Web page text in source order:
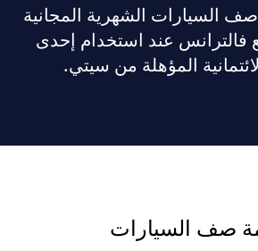
السيارات الشهرية المجانية
عند استخدام إحدى
المؤهلة من سيتي.
صف السيارات